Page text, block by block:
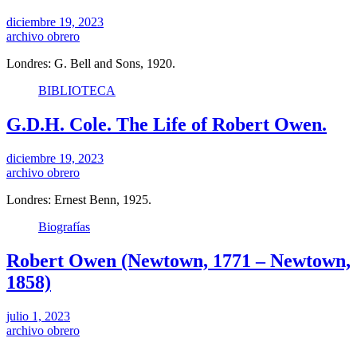
diciembre 19, 2023
archivo obrero
Londres: G. Bell and Sons, 1920.
BIBLIOTECA
G.D.H. Cole. The Life of Robert Owen.
diciembre 19, 2023
archivo obrero
Londres: Ernest Benn, 1925.
Biografías
Robert Owen (Newtown, 1771 – Newtown,
1858)
julio 1, 2023
archivo obrero